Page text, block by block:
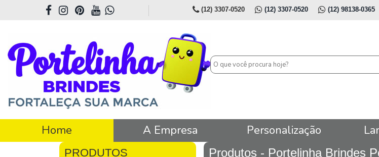
(12) 3307-0520 (12) 3307-0520 (12) 98138-0365
Home A Empresa Personalização
Produtos - Portelinha Brindes